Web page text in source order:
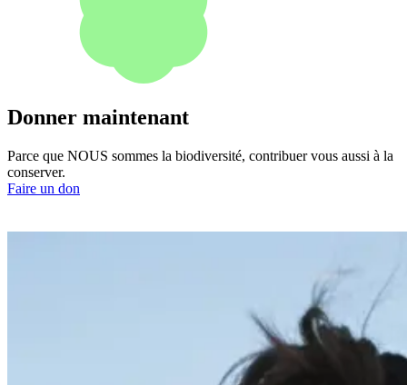
Donner maintenant
Parce que NOUS sommes la biodiversité, contribuer vous aussi à la
conserver.
Faire un don